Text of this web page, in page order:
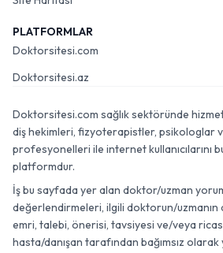
PLATFORMLAR
Doktorsitesi.com
Doktorsitesi.az
Doktorsitesi.com sağlık sektöründe
diş hekimleri, fizyoterapistler, psikologlar
profesyonelleri ile internet kullanıcılarını
platformdur.
İş bu sayfada yer alan doktor/uzman
değerlendirmeleri, ilgili doktorun/uzmanın
emri, talebi, önerisi, tavsiyesi ve/veya ricası
hasta/danışan tarafından bağımsız olarak